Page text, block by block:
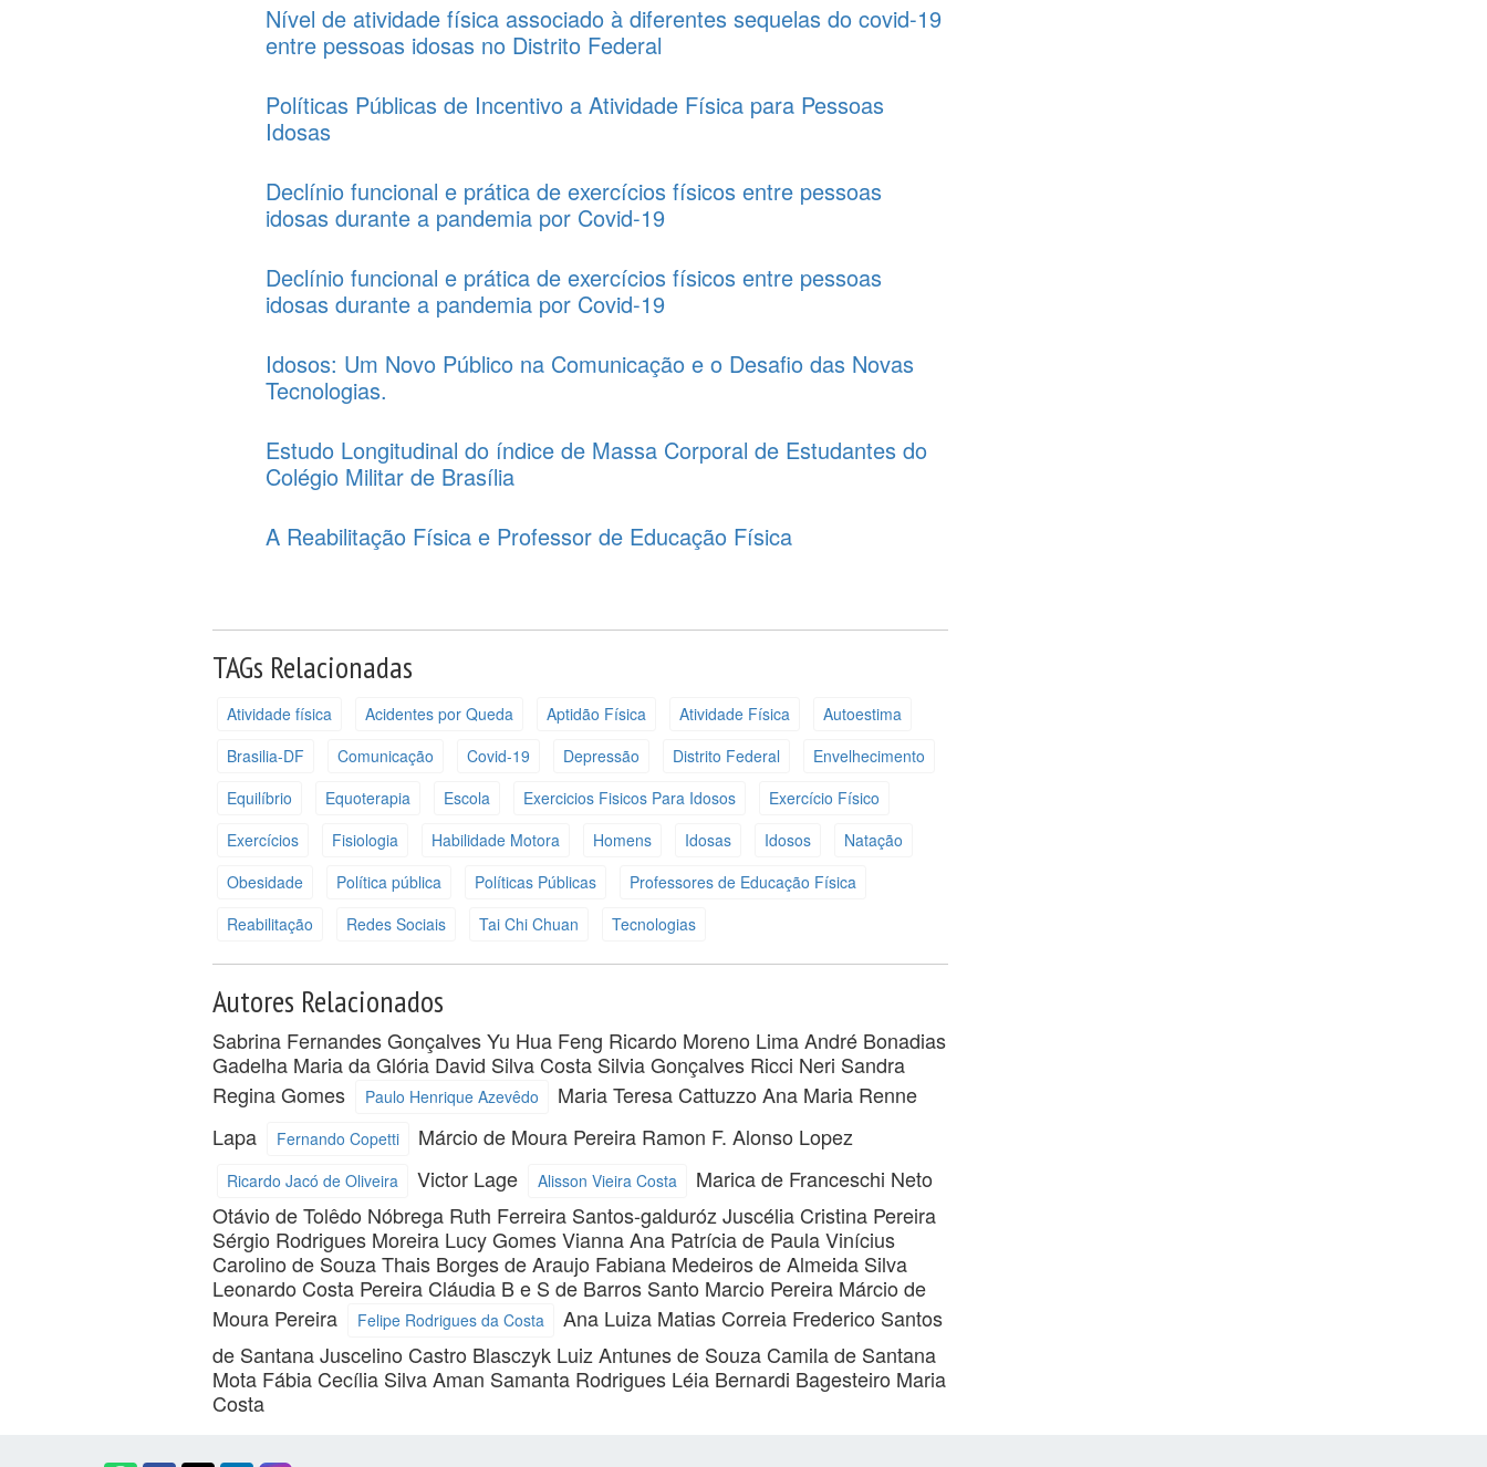
Nível de atividade física associado à diferentes sequelas do covid-19
entre pessoas idosas no Distrito Federal
Políticas Públicas de Incentivo a Atividade Física para Pessoas
Idosas
Declínio funcional e prática de exercícios físicos entre pessoas
idosas durante a pandemia por Covid-19
Declínio funcional e prática de exercícios físicos entre pessoas
idosas durante a pandemia por Covid-19
Idosos: Um Novo Público na Comunicação e o Desafio das Novas
Tecnologias.
Estudo Longitudinal do índice de Massa Corporal de Estudantes do
Colégio Militar de Brasília
A Reabilitação Física e Professor de Educação Física
TAGs Relacionadas
Atividade física Acidentes por Queda Aptidão Física Atividade Física
Autoestima
Brasilia-DF
Comunicação Covid-19 Depressão Distrito Federal
Envelhecimento
Equilíbrio
Equoterapia Escola Exercicios Fisicos Para Idosos
Exercício Físico
Exercícios
Fisiologia Habilidade Motora Homens Idosas Idosos
Natação
Obesidade
Política pública Políticas Públicas
Professores de Educação Física
Reabilitação
Redes Sociais Tai Chi Chuan Tecnologias
Autores Relacionados
Sabrina Fernandes GonçalvesYu Hua Feng Ricardo Moreno LimaAndré Bonadias
Gadelha Maria da Glória David Silva Costa Silvia Gonçalves Ricci Neri Sandra
Regina Gomes
Paulo Henrique Azevêdo Maria Teresa CattuzzoAna Maria Renne
Lapa
Fernando Copetti Márcio de Moura Pereira Ramon F. Alonso Lopez
Ricardo Jacó de Oliveira Victor Lage Alisson Vieira Costa
Marica de Franceschi Neto
Otávio de Tolêdo Nóbrega Ruth Ferreira Santos-galdurózJuscélia Cristina Pereira
Sérgio Rodrigues Moreira Lucy Gomes ViannaAna Patrícia de PaulaVinícius
Carolino de SouzaThais Borges de Araujo Fabiana Medeiros de Almeida Silva
Leonardo Costa Pereira Cláudia B e S de Barros Santo Marcio Pereira Márcio de
Moura Pereira
Felipe Rodrigues da Costa Ana Luiza Matias Correia Frederico Santos
de SantanaJuscelino Castro Blasczyk Luiz Antunes de Souza Camila de Santana
Mota Fábia Cecília Silva Aman Samanta Rodrigues Léia Bernardi Bagesteiro Maria
Costa